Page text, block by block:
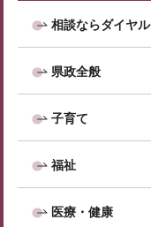
相談ならダイヤル
県政全般
子育て
福祉
医療・健康